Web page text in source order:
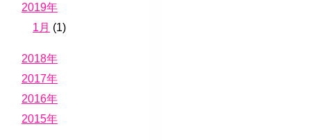
2019年
1月 (1)
2018年
2017年
2016年
2015年